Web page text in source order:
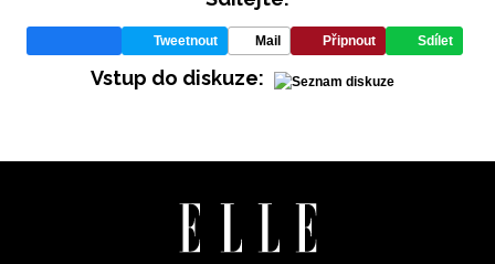
Tweetnout Mail Připnout Sdílet
Vstup do diskuze: